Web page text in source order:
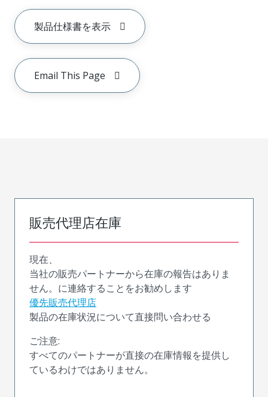
製品仕様書を表示
Email This Page
販売代理店在庫
現在、
当社の販売パートナーから在庫の報告はありま
せん。に連絡することをお勧めします
優先販売代理店
製品の在庫状況について直接問い合わせる
ご注意:
すべてのパートナーが直接の在庫情報を提供し
ているわけではありません。